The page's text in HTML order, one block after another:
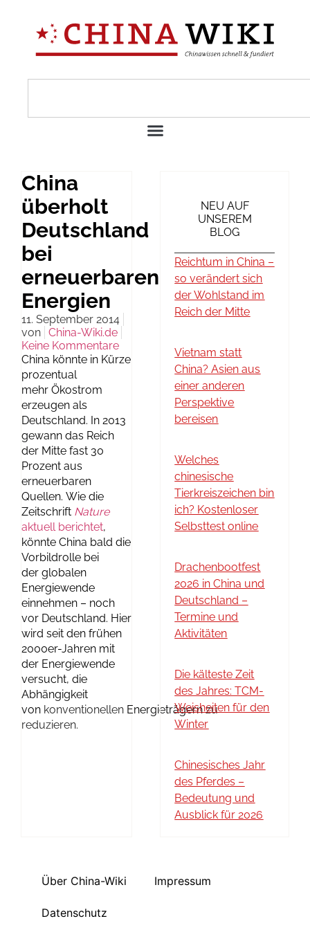
China
überholt
Deutschland
bei
erneuerbaren
Energien
11. September 2014
von China-Wiki.de
Keine Kommentare
China könnte in Kürze
prozentual
mehr Ökostrom
erzeugen als
Deutschland. In 2013
gewann das Reich
der Mitte fast 30
Prozent aus
erneuerbaren
Quellen. Wie die
Zeitschrift Nature
aktuell berichtet,
könnte China bald die
Vorbildrolle bei
der globalen
Energiewende
einnehmen – noch
vor Deutschland. Hier
wird seit den frühen
2000er-Jahren mit
der Energiewende
versucht, die
Abhängigkeit
von konventionellen Energieträgernzu
reduzieren.
NEU AUF
UNSEREM
BLOG
Reichtum in China –
so verändert sich
der Wohlstand im
Reich der Mitte
Vietnam statt
China? Asien aus
einer anderen
Perspektive
bereisen
Welches
chinesische
Tierkreiszeichen bin
ich? Kostenloser
Selbsttest online
Drachenbootfest
2026 in China und
Deutschland –
Termine und
Aktivitäten
Die kälteste Zeit
des Jahres: TCM-
Weisheiten für den
Winter
Chinesisches Jahr
des Pferdes –
Bedeutung und
Ausblick für 2026
Über China-Wiki Impressum
Datenschutz